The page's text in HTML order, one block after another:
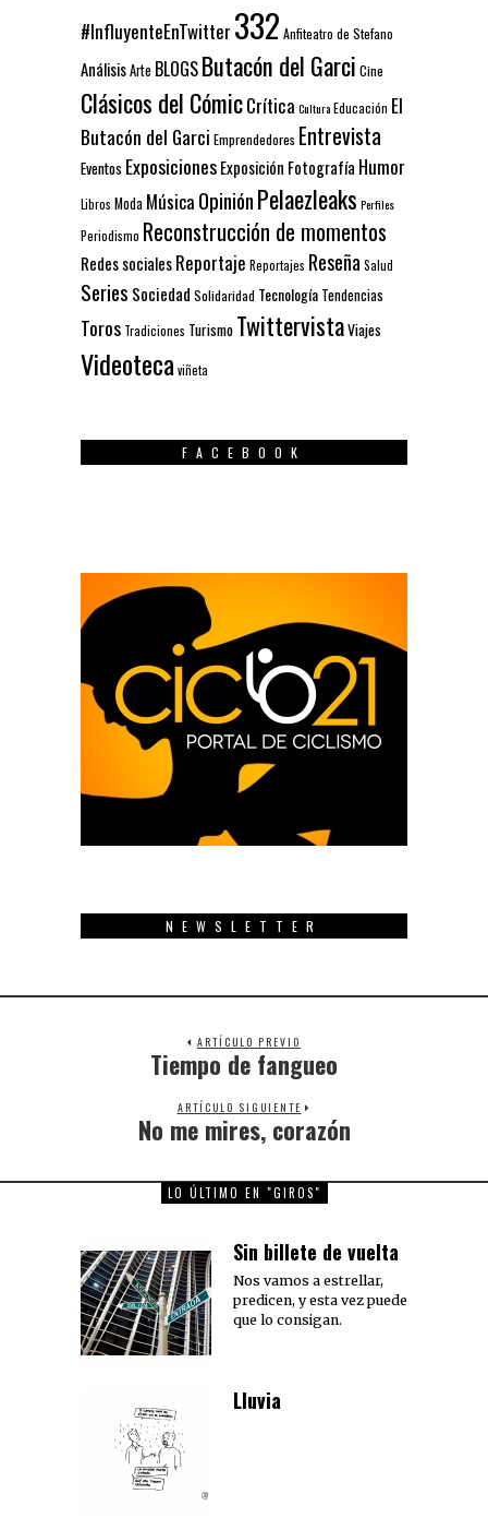
#InfluyenteEnTwitter 332 Anfiteatro de Stefano
AnálisisArte BLOGSButacón del Garci Cine
Clásicos del CómicCrítica CulturaEducación El
Butacón del Garci Emprendedores Entrevista
Eventos ExposicionesExposición Fotografía Humor
Libros Moda Música OpiniónPelaezleaks Perfiles
Periodismo Reconstrucción de momentos
Redes socialesReportaje Reportajes ReseñaSalud
Series Sociedad Solidaridad Tecnología Tendencias
Toros Tradiciones Turismo TwittervistaViajes
Videotecaviñeta
FACEBOOK
NEWSLETTER
ARTÍCULO PREVIO
Previous
Tiempo de fangueo
ARTÍCULO SIGUIENTE
Next
post:
No me mires, corazón
LO ÚLTIMO EN "GIROS"
Sin billete de vuelta
Nos vamos a estrellar,
predicen, y esta vez puede
que lo consigan.
Lluvia